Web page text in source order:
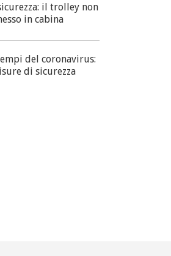
il trolley non
in cabina
del coronavirus:
di sicurezza